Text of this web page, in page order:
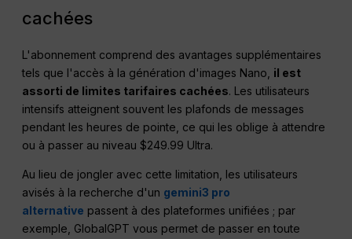
cachées
L'abonnement comprend des avantages supplémentaires
tels que l'accès à la génération d'images Nano, il est
assorti de limites tarifaires cachées. Les utilisateurs
intensifs atteignent souvent les plafonds de messages
pendant les heures de pointe, ce qui les oblige à attendre
ou à passer au niveau $249.99 Ultra.
Au lieu de jongler avec cette limitation, les utilisateurs
avisés à la recherche d'un gemini3 pro
alternative passent à des plateformes unifiées ; par
exemple, GlobalGPT vous permet de passer en toute